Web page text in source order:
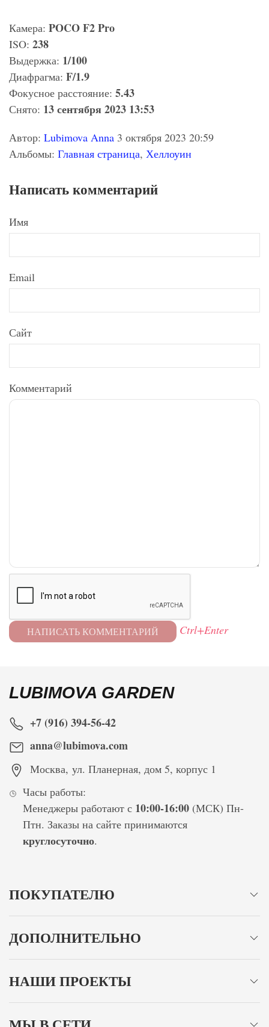
Камера: POCO F2 Pro
ISO: 238
Выдержка: 1/100
Диафрагма: F/1.9
Фокусное расстояние: 5.43
Снято: 13 сентября 2023 13:53
Автор: Lubimova Anna 3 октября 2023 20:59
Альбомы: Главная страница, Хеллоуин
Написать комментарий
Имя
Email
Сайт
Комментарий
Ctrl+Enter
LUBIMOVA GARDEN
+7 (916) 394-56-42
anna@lubimova.com
Москва, ул. Планерная, дом 5, корпус 1
Часы работы:
Менеджеры работают с 10:00-16:00(МСК) Пн-
Птн. Заказы на сайте принимаются
круглосуточно.
ПОКУПАТЕЛЮ
ДОПОЛНИТЕЛЬНО
НАШИ ПРОЕКТЫ